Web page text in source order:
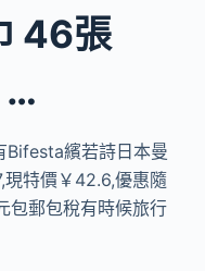
46張
…
Bifesta繽若詩日本曼
特價￥42.6,優惠隨
包郵包稅有時候旅行